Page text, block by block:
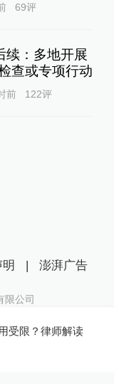
69评
续：多地开展
查或专项行动
前 122评
受限？律师解读
| 澎湃广告
限公司
14003370号
号